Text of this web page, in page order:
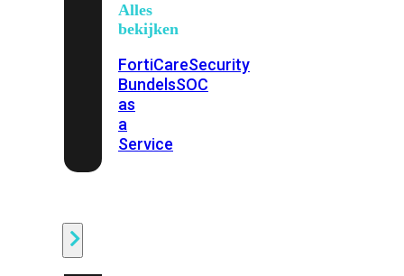
Alles
bekijken
FortiCareSecurity
BundelsSOC
as
a
Service